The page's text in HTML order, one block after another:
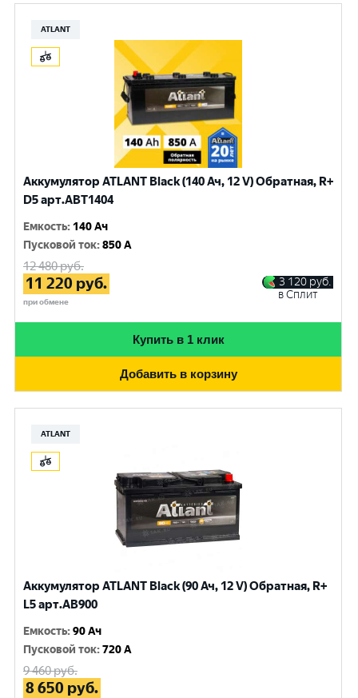
ATLANT
Аккумулятор ATLANT Black (140 Ач, 12 V) Обратная, R+
D5 арт.ABT1404
Емкость: 140 Ач
Пусковой ток:850 A
12 480руб.
11 220 руб.
при обмене
3 120 руб.
в Сплит
Купить в 1 клик
Добавить в корзину
ATLANT
Аккумулятор ATLANT Black (90 Ач, 12 V) Обратная, R+
L5 арт.AB900
Емкость:90 Ач
Пусковой ток:720 A
9 460руб.
8 650 руб.